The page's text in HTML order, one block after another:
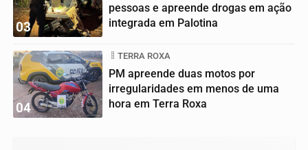
03
pessoas e apreende drogas em ação
integrada em Palotina
04
TERRA ROXA
PM apreende duas motos por
irregularidades em menos de uma
hora em Terra Roxa